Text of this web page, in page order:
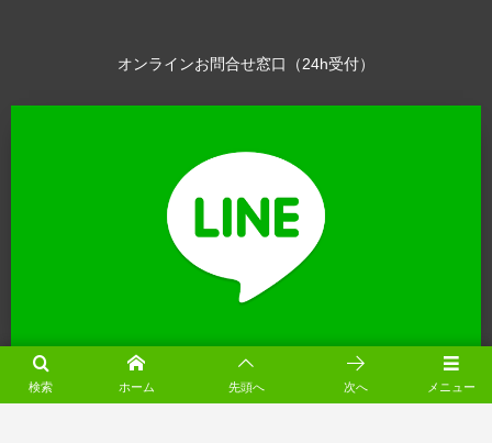
オンラインお問合せ窓口（24h受付）
※ 営業時間外にいただいたお電話は翌営業日に折り返しいたします
（月～土 8:00-18:00）
メニュー
検索 ホーム 先頭へ 次へ